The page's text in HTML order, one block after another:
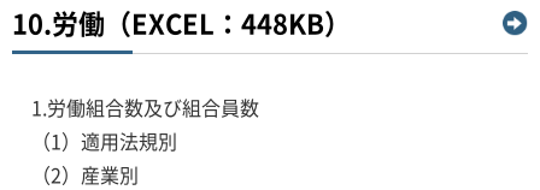
10.労働（EXCEL：448KB）
1.労働組合数及び組合員数
（1）適用法規別
（2）産業別